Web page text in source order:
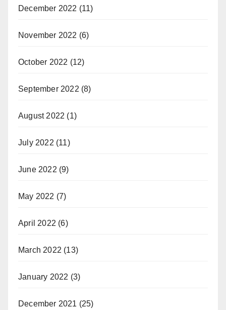
December 2022 (11)
November 2022 (6)
October 2022 (12)
September 2022 (8)
August 2022 (1)
July 2022 (11)
June 2022 (9)
May 2022 (7)
April 2022 (6)
March 2022 (13)
January 2022 (3)
December 2021 (25)